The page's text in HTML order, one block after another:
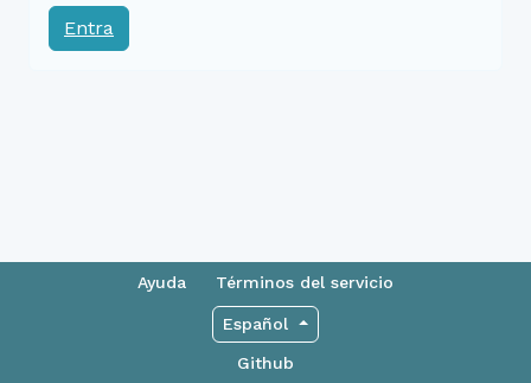
Entra
Ayuda Términos del servicio
Español
Github